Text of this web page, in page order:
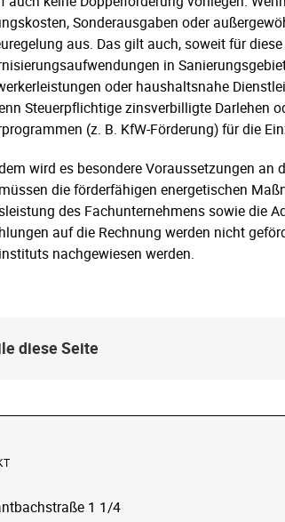
Sonderausgaben oder
aus. Das gilt auch, soweit für
in
oder haushaltsnahe
Steuerpflichtige zinsverbilligte Darlehen
(z. B. KfW-Förderung) für die
wird es besondere Voraussetzungen an
die förderfähigen energetischen
des Fachunternehmens sowie die
auf die Rechnung werden nicht
nachgewiesen werden.
diese Seite
1 1/4